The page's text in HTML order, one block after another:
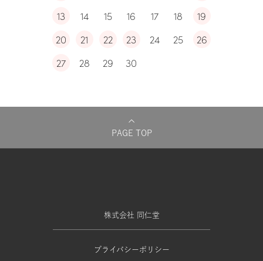
13
14 15 16 17 18
19
20
21 22 23 24 25
26
27
28 29 30
PAGE TOP
株式会社 同仁堂
プライバシーポリシー